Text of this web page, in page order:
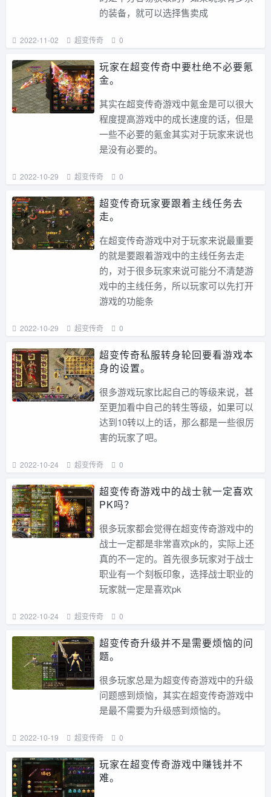
的装备，就可以选择售卖成
2022-11-02 超变传奇 0
玩家在超变传奇中要杜绝不必要氪
金。
其实在超变传奇游戏中氪金是可以很大
程度提高游戏中的成长速度的话，但是
一些不必要的氪金其实对于玩家来说也
是没有必要的。
2022-10-29 超变传奇 0
超变传奇玩家要跟着主线任务去
走。
在超变传奇游戏中对于玩家来说最重要
的就是要跟着游戏中的主线任务去走
的，对于很多玩家来说可能分不清楚游
戏中的主线任务，所以玩家可以先打开
游戏的功能条
2022-10-29 超变传奇 0
超变传奇私服转身轮回要看游戏本
身的设置。
很多游戏玩家比起自己的等级来说，甚
至更加看中自己的转生等级，如果可以
达到10转以上的话，那么都是一些很厉
害的玩家了吧。
2022-10-24 超变传奇 0
超变传奇游戏中的战士就一定喜欢
PK吗？
很多玩家都会觉得在超变传奇游戏中的
战士一定都是非常喜欢pk的，实际上还
真的不一定的。首先很多玩家对于战士
职业有一个刻板印象，选择战士职业的
玩家就一定是喜欢pk
2022-10-24 超变传奇 0
超变传奇升级并不是需要烦恼的问
题。
很多玩家总是为超变传奇游戏中的升级
问题感到烦恼，其实在超变传奇游戏中
是最不需要为升级感到烦恼的。
2022-10-19 超变传奇 0
玩家在超变传奇游戏中赚钱并不
难。